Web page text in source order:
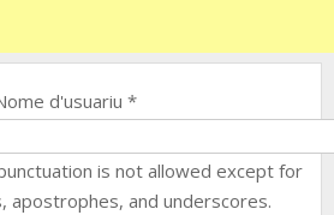
d'usuariu *
is not allowed except for
apostrophes, and underscores.